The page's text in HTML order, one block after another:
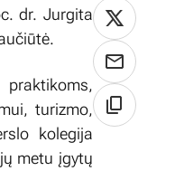
dr. Jurgita
turizmo,
kolegija
metu įgytų